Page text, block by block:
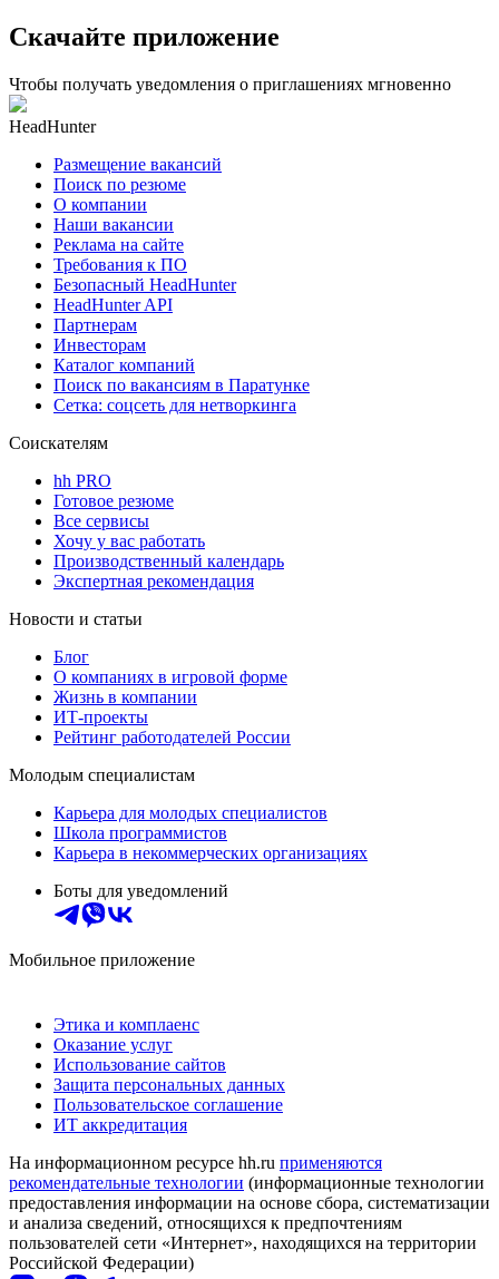
Скачайте приложение
Чтобы получать уведомления о приглашениях мгновенно
HeadHunter
Размещение вакансий
Поиск по резюме
О компании
Наши вакансии
Реклама на сайте
Требования к ПО
Безопасный HeadHunter
HeadHunter API
Партнерам
Инвесторам
Каталог компаний
Поиск по вакансиям в Паратунке
Сетка: соцсеть для нетворкинга
Соискателям
hh PRO
Готовое резюме
Все сервисы
Хочу у вас работать
Производственный календарь
Экспертная рекомендация
Новости и статьи
Блог
О компаниях в игровой форме
Жизнь в компании
ИТ-проекты
Рейтинг работодателей России
Молодым специалистам
Карьера для молодых специалистов
Школа программистов
Карьера в некоммерческих организациях
Боты для уведомлений
Мобильное приложение
Этика и комплаенс
Оказание услуг
Использование сайтов
Защита персональных данных
Пользовательское соглашение
ИТ аккредитация
На информационном ресурсе hh.ru применяются
рекомендательные технологии (информационные технологии
предоставления информации на основе сбора, систематизации
и анализа сведений, относящихся к предпочтениям
пользователей сети «Интернет», находящихся на территории
Российской Федерации)